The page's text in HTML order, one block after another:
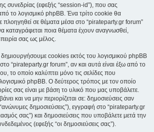
συνεδρίας (εφεξής “session-id”), που σας
το λογισμικό phpBB. Ένα τρίτο cookie θα
πλοηγηθεί σε θέματα μέσα στο “pirateparty.gr forum”
καταγράφεται ποια θέματα έχουν αναγνωσθεί,
σας ως μέλος.
δημιουργήσουμε cookies εκτός του λογισμικού phpBB
“pirateparty.gr forum”, αν και αυτά είναι έξω από το
το οποίο καλύπτει μόνο τις σελίδες που
phpBB. Ο δεύτερος τρόπος με τον οποίο
σας είναι με βάση το υλικό που μας υποβάλετε.
και να μην περιορίζεται σε: δημοσιεύσεις σαν
δημοσιεύσεις”), εγγραφή στο “pirateparty.gr
σας”) και δημοσιεύσεις που υποβάλετε μετά την
(εφεξής “οι δημοσιεύσεις σας”).